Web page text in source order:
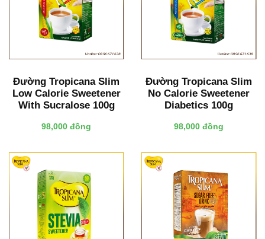
Đường Tropicana Slim
Low Calorie Sweetener
With Sucralose 100g
98,000 đồng
Đường Tropicana Slim
No Calorie Sweetener
Diabetics 100g
98,000 đồng